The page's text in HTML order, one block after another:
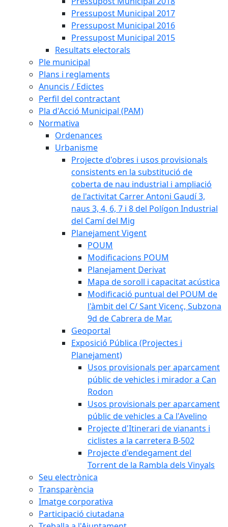
Pressupost Municipal 2017
Pressupost Municipal 2016
Pressupost Municipal 2015
Resultats electorals
Ple municipal
Plans i reglaments
Anuncis / Edictes
Perfil del contractant
Pla d'Acció Municipal (PAM)
Normativa
Ordenances
Urbanisme
Projecte d'obres i usos provisionals
consistents en la substitució de
coberta de nau industrial i ampliació
de l'activitat Carrer Antoni Gaudí 3,
naus 3, 4, 6, 7 i 8 del Polígon Industrial
del Camí del Mig
Planejament Vigent
POUM
Modificacions POUM
Planejament Derivat
Mapa de soroll i capacitat acústica
Modificació puntual del POUM de
l'àmbit del C/ Sant Vicenç, Subzona
9d de Cabrera de Mar.
Geoportal
Exposició Pública (Projectes i
Planejament)
Usos provisionals per aparcament
públic de vehicles i mirador a Can
Rodon
Usos provisionals per aparcament
públic de vehicles a Ca l'Avelino
Projecte d'Itinerari de vianants i
ciclistes a la carretera B-502
Projecte d'endegament del
Torrent de la Rambla dels Vinyals
Seu electrònica
Transparència
Imatge corporativa
Participació ciutadana